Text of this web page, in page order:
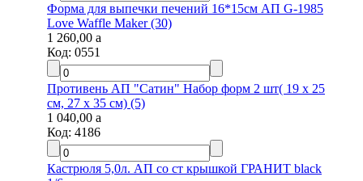
Форма для выпечки печений 16*15см АП G-1985
Love Waffle Maker (30)
1 260,00a
Код:0551
Противень АП "Сатин" Набор форм 2 шт( 19 х 25
см, 27 х 35 см) (5)
1 040,00a
Код:4186
Кастрюля 5,0л. АП со ст крышкой ГРАНИТ black